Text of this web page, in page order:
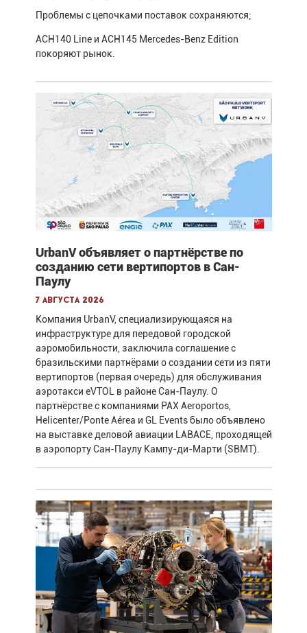
Проблемы с цепочками поставок сохраняются;
ACH140 Line и ACH145 Mercedes-Benz Edition
покоряют рынок.
UrbanV объявляет о партнёрстве по
созданию сети вертипортов в Сан-
Паулу
7 августа 2026
Компания UrbanV, специализирующаяся на
инфраструктуре для передовой городской
аэромобильности, заключила соглашение с
бразильскими партнёрами о создании сети из пяти
вертипортов (первая очередь) для обслуживания
аэротакси eVTOL в районе Сан-Паулу. О
партнёрстве с компаниями PAX Aeroportos,
Helicenter/Ponte Aérea и GL Events было объявлено
на выставке деловой авиации LABACE, проходящей
в аэропорту Сан-Паулу Кампу-ди-Марти (SBMT).